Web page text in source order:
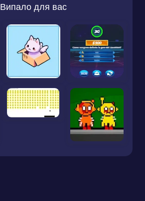
Випало для вас